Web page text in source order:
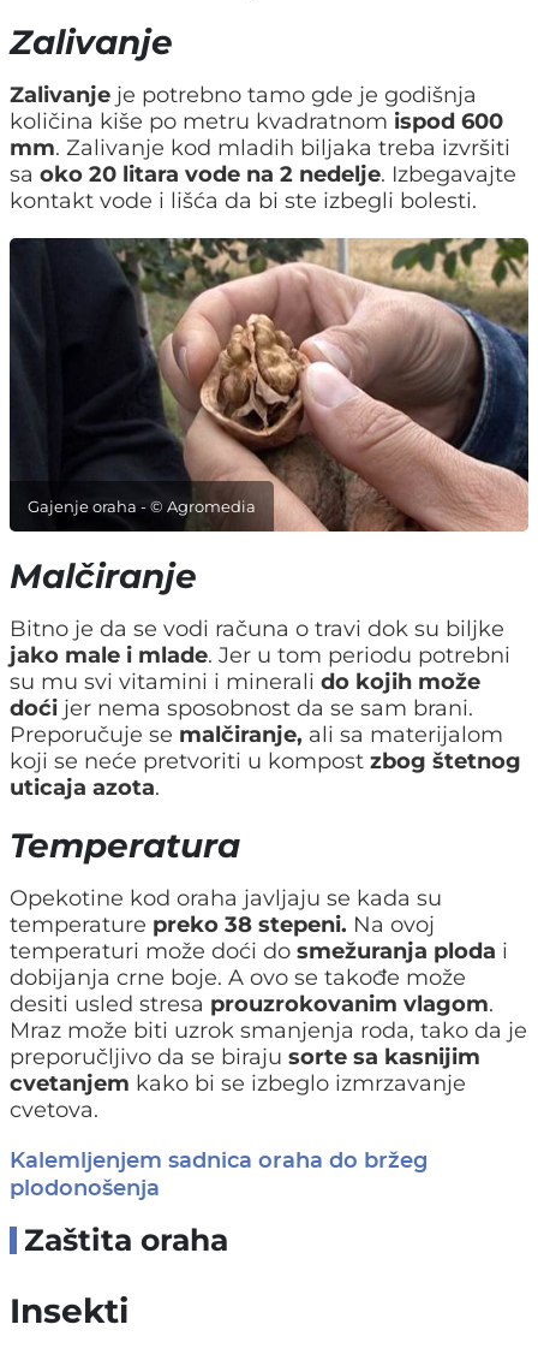
Zalivanje
Zalivanje je potrebno tamo gde je godišnja
količina kiše po metru kvadratnom ispod 600
mm. Zalivanje kod mladih biljaka treba izvršiti
sa oko 20 litara vode na 2 nedelje. Izbegavajte
kontakt vode i lišća da bi ste izbegli bolesti.
Gajenje oraha - © Agromedia
Malčiranje
Bitno je da se vodi računa o travi dok su biljke
jako male i mlade. Jer u tom periodu potrebni
su mu svi vitamini i minerali do kojih može
doći jer nema sposobnost da se sam brani.
Preporučuje se malčiranje, ali sa materijalom
koji se neće pretvoriti u kompost zbog štetnog
uticaja azota.
Temperatura
Opekotine kod oraha javljaju se kada su
temperature preko 38 stepeni. Na ovoj
temperaturi može doći do smežuranja ploda i
dobijanja crne boje. A ovo se takođe može
desiti usled stresa prouzrokovanim vlagom.
Mraz može biti uzrok smanjenja roda, tako da je
preporučljivo da se biraju sorte sa kasnijim
cvetanjem kako bi se izbeglo izmrzavanje
cvetova.
Kalemljenjem sadnica oraha do bržeg
plodonošenja
Zaštita oraha
Insekti